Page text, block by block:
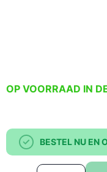
OP VOORRAAD IN
BESTEL NU EN